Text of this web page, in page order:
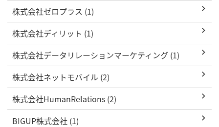
株式会社ゼロプラス (1)
株式会社ディリット (1)
株式会社データリレーションマーケティング (1)
株式会社ネットモバイル (2)
株式会社HumanRelations (2)
BIGUP株式会社 (1)